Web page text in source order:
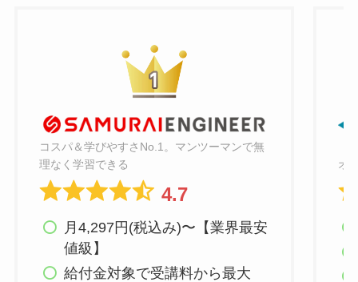
コスパ＆学びやすさNo.1。マンツーマンで無
理なく学習できる
4.7
月4,297円(税込み)〜【業界最安
値級】
給付金対象で受講料から最大
オ